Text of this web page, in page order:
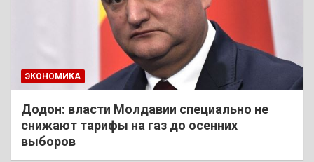
ЭКОНОМИКА
Додон: власти Молдавии специально не
снижают тарифы на газ до осенних
выборов